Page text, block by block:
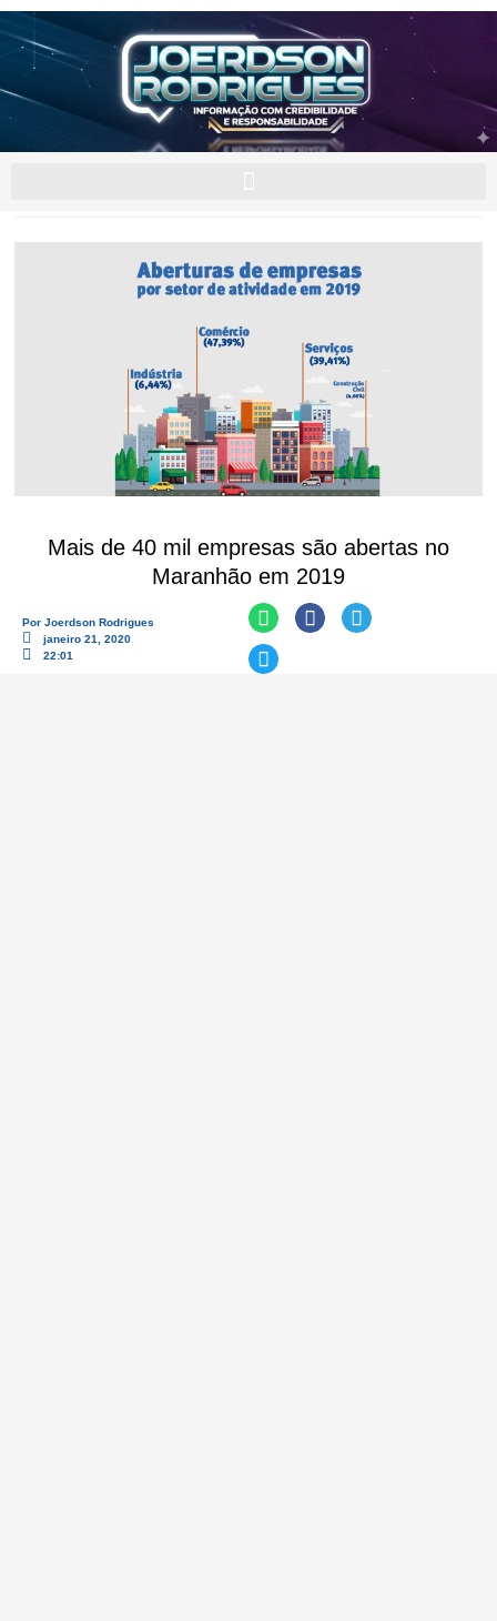
Mais de 40 mil empresas são abertas no
Maranhão em 2019
Por Joerdson Rodrigues
janeiro 21, 2020
22:01